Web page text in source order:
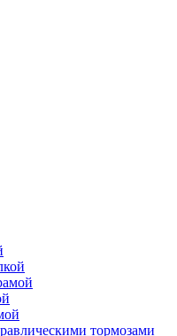
тормозами